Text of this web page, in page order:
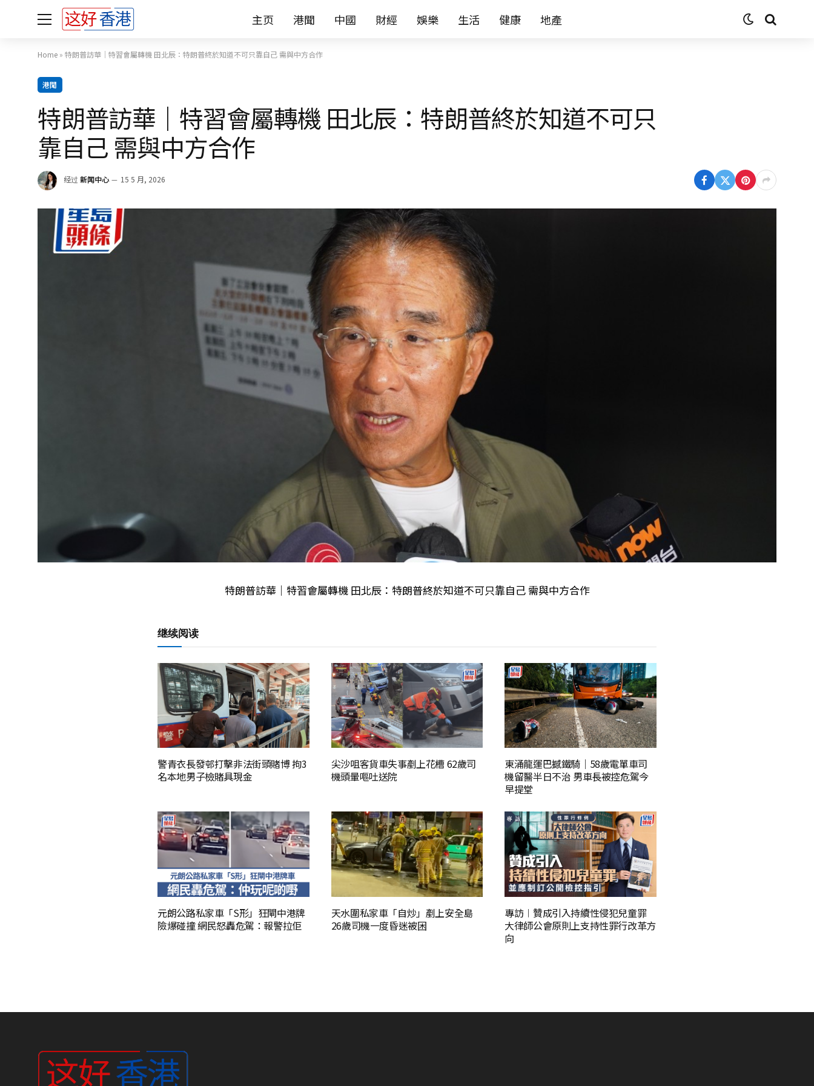
主页 港聞 中國 財經 娛樂 生活 健康 地產
Home » 特朗普訪華｜特習會屬轉機 田北辰：特朗普終於知道不可只靠自己 需與中方合作
港聞
特朗普訪華｜特習會屬轉機 田北辰：特朗普終於知道不可只
靠自己 需與中方合作
经过 新闻中心 15 5 月, 2026
特朗普訪華｜特習會屬轉機 田北辰：特朗普終於知道不可只靠自己 需與中方合作
继续阅读
警青衣長發邨打擊非法街頭賭博 拘3
名本地男子檢賭具現金
尖沙咀客貨車失事剷上花槽 62歲司
機頭暈嘔吐送院
東涌龍運巴撼鐵騎｜58歲電單車司
機留醫半日不治 男車長被控危駕今
早提堂
元朗公路私家車「S形」狂閘中港牌
險爆碰撞 網民怒轟危駕：報警拉佢
天水圍私家車「自炒」剷上安全島
26歲司機一度昏迷被困
專訪︱贊成引入持續性侵犯兒童罪
大律師公會原則上支持性罪行改革方
向